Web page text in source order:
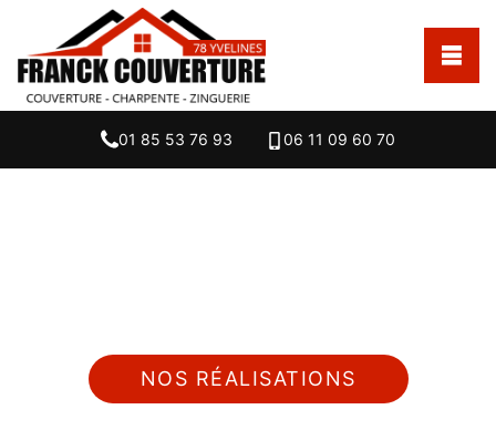
01 85 53 76 93 06 11 09 60 70
NOS RÉALISATIONS